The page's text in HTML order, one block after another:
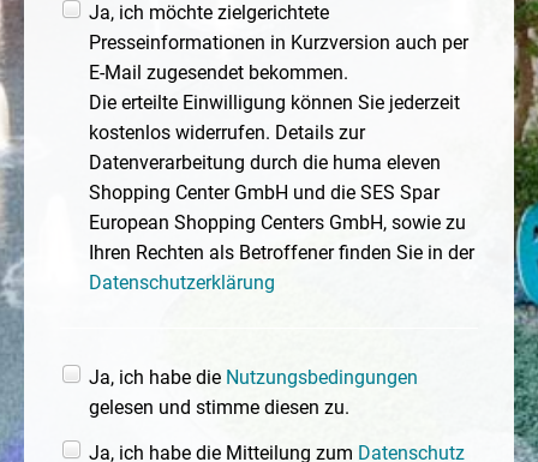
Ja, ich möchte zielgerichtete
Presseinformationen in Kurzversion auch per
E-Mail zugesendet bekommen.
Die erteilte Einwilligung können Sie jederzeit
kostenlos widerrufen. Details zur
Datenverarbeitung durch die huma eleven
Shopping Center GmbH und die SES Spar
European Shopping Centers GmbH, sowie zu
Ihren Rechten als Betroffener finden Sie in der
Datenschutzerklärung
Ja, ich habe die Nutzungsbedingungen
gelesen und stimme diesen zu.
Ja, ich habe die Mitteilung zum Datenschutz